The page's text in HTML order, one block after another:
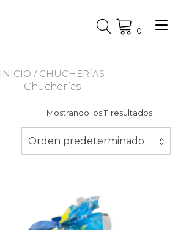
0
INICIO / CHUCHERÍAS
Chucherías
Mostrando los 11 resultados
Orden predeterminado